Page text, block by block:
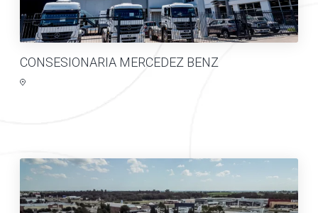
CONSESIONARIA MERCEDEZ BENZ